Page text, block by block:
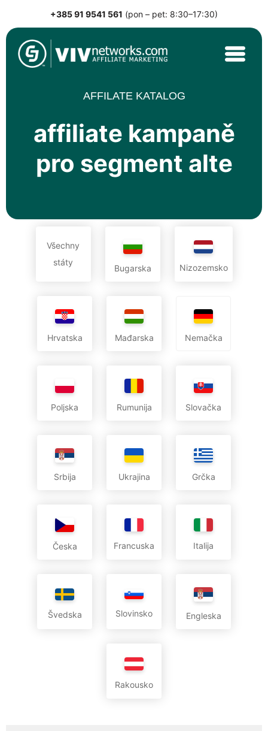
to
content
+385 91 9541 561 (pon – pet: 8:30–17:30)
VIVnetworks.com
Nejvýkonnější affiliate síť v CEE
AFFILATE KATALOG
affiliate kampaně
pro segment alte
Všechny
státy
Bugarska Nizozemsko
Hrvatska Mađarska Nemačka
Poljska Rumunija Slovačka
Srbija Ukrajina Grčka
Česka Francuska Italija
Švedska Slovinsko Engleska
Rakousko